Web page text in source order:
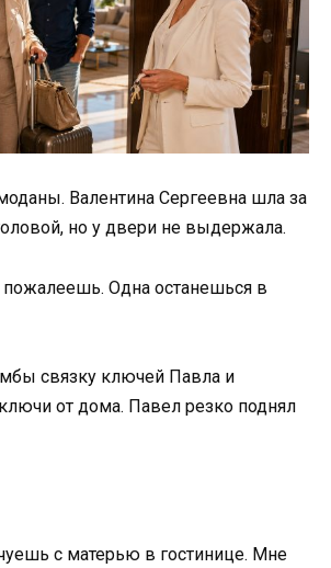
Валентина Сергеевна шла за
но у двери не выдержала.
Одна останешься в
связку ключей Павла и
от дома. Павел резко поднял
с матерью в гостинице. Мне